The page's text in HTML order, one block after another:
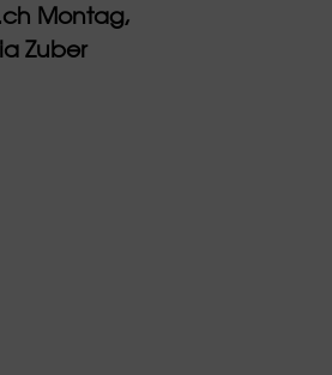
Montag,
Zuber